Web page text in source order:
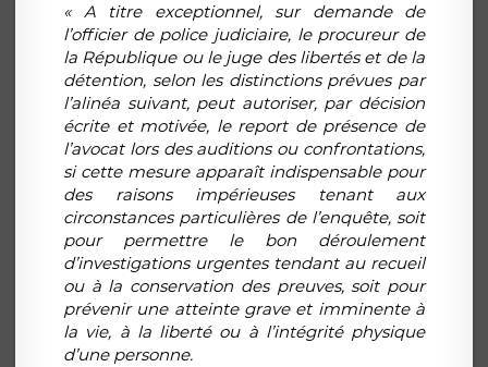
« A titre exceptionnel, sur demande de
l’officier de police judiciaire, le procureur de
la République ou le juge des libertés et de la
détention, selon les distinctions prévues par
l’alinéa suivant, peut autoriser, par décision
écrite et motivée, le report de présence de
l’avocat lors des auditions ou confrontations,
si cette mesure apparaît indispensable pour
des raisons impérieuses tenant aux
circonstances particulières de l’enquête, soit
pour permettre le bon déroulement
d’investigations urgentes tendant au recueil
ou à la conservation des preuves, soit pour
prévenir une atteinte grave et imminente à
la vie, à la liberté ou à l’intégrité physique
d’une personne.